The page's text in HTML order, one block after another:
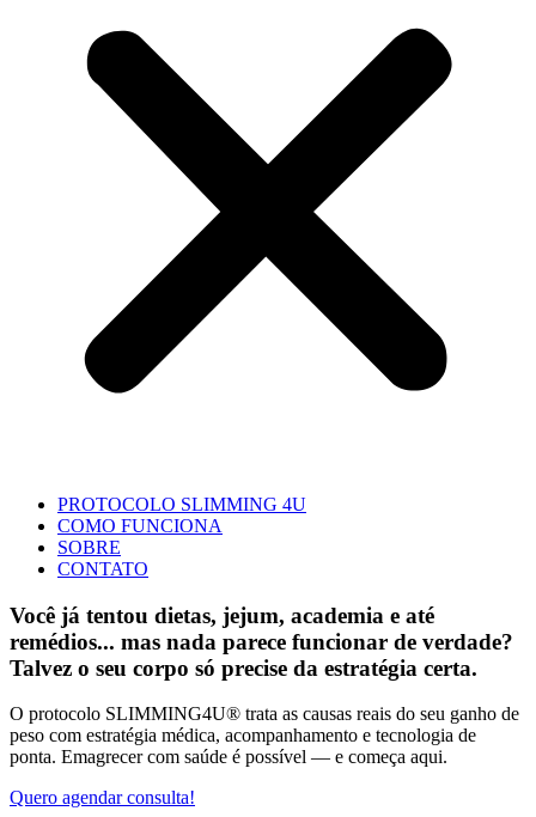
PROTOCOLO SLIMMING 4U
COMO FUNCIONA
SOBRE
CONTATO
Você já tentou dietas, jejum, academia e até
remédios... mas nada parece funcionar de verdade?
Talvez o seu corpo só precise da estratégia certa.
O protocolo SLIMMING4U® trata as causas reais do seu ganho de
peso com estratégia médica, acompanhamento e tecnologia de
ponta. Emagrecer com saúde é possível — e começa aqui.
Quero agendar consulta!